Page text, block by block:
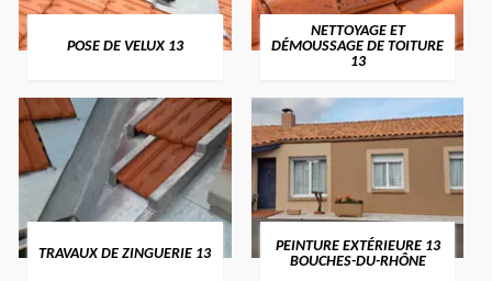
POSE DE VELUX 13
NETTOYAGE ET
DÉMOUSSAGE DE TOITURE
13
TRAVAUX DE ZINGUERIE 13
PEINTURE EXTÉRIEURE 13
BOUCHES-DU-RHÔNE